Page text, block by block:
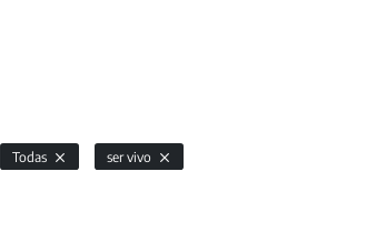
Todas ser vivo